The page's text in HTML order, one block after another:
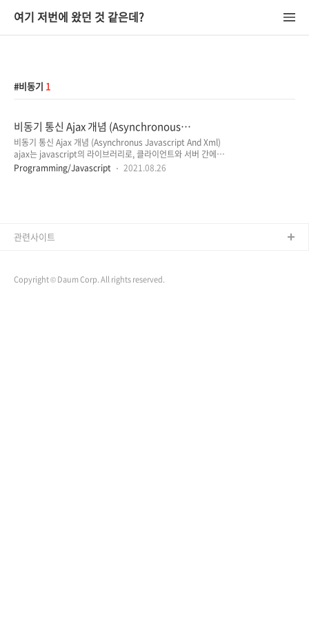
여기 저번에 왔던 것 같은데?
비동기 1
비동기 통신 Ajax 개념 (Asynchronous
Javascript And Xml)
비동기 통신 Ajax 개념 (Asynchronus Javascript And Xml)
ajax는 javascript의 라이브러리로, 클라이언트와 서버 간에
XML 데이터를 주고받는 비동기 통신입니다. (reload 없이 데이
터를 불러오는 방식) HTTP 프로토콜은 클라이언트와 서버 사이
부분을 갱신하기 위해 전체 페이지를 다시 리로드 하는 자원과
Programming/Javascript 2021.08.26
Copyright © Daum Corp. All rights reserved.
관련사이트